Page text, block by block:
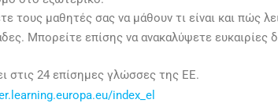
τους μαθητές σας να μάθουν τι είναι και πώς
Μπορείτε επίσης να ανακαλύψετε ευκαιρίες
στις 24 επίσημες γλώσσες της ΕΕ.
index_el